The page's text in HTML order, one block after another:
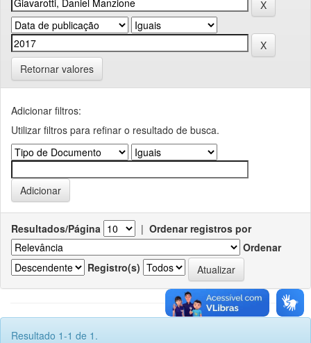
Retornar valores
Adicionar filtros:
Utilizar filtros para refinar o resultado de busca.
Resultados/Página | Ordenar registros por
Ordenar
Registro(s)
Resultado 1-1 de 1.